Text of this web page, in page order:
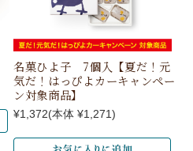
名菓ひよ子 7個入【夏だ！元
気だ！はっぴよカーキャンペー
ン対象商品】
¥1,372(本体 ¥1,271)